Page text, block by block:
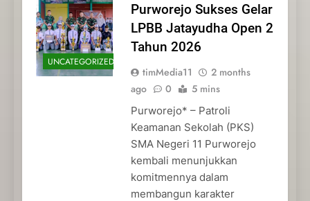
UNCATEGORIZED
Purworejo Sukses Gelar
LPBB Jatayudha Open 2
Tahun 2026
timMedia11
2 months
ago
0 5 mins
Purworejo* – Patroli
Keamanan Sekolah (PKS)
SMA Negeri 11 Purworejo
kembali menunjukkan
komitmennya dalam
membangun karakter